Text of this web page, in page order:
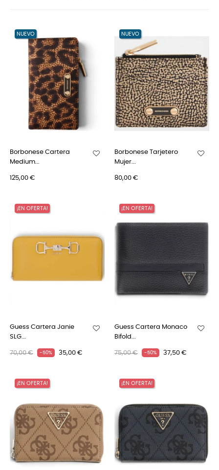
NUEVO
Borbonese Cartera
Medium...
125,00 €
NUEVO
Borbonese Tarjetero
Mujer...
80,00 €
¡EN OFERTA!
Guess Cartera Janie
SLG...
70,00 € -50% 35,00 €
¡EN OFERTA!
Guess Cartera Monaco
Bifold...
75,00 € -50% 37,50 €
¡EN OFERTA! ¡EN OFERTA!